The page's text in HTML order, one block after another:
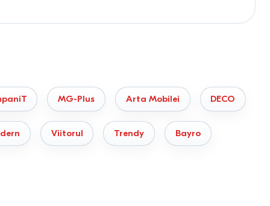
MG-Plus Arta Mobilei DECO
Viitorul Trendy Bayro